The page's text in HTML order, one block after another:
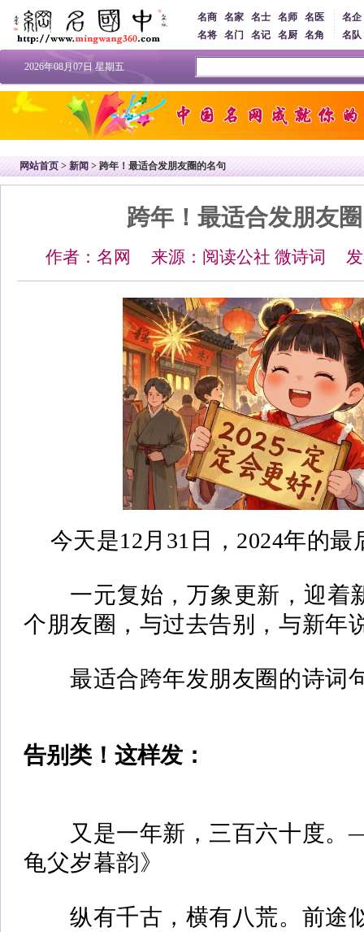
名商 名家 名士 名师
名医
名将
名门 名记 名厨 名角
名企
名队
2026年08月07日 星期五
网站首页 > 新闻 > 跨年！最适合发朋友圈的名句
跨年！最适合发朋友
作者：名网 来源：阅读公社 微诗词 发
今天是12月31日，2024年的最
一元复始，万象更新，迎着
个朋友圈，与过去告别，与新年
最适合跨年发朋友圈的诗词
告别类！这样发：
又是一年新，三百六十度
龟父岁暮韵》
纵有千古，横有八荒。前途